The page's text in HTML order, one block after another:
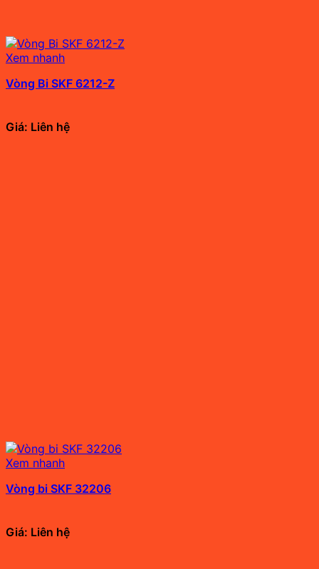
Xem nhanh
Vòng Bi SKF 6212-Z
Giá: Liên hệ
Xem nhanh
Vòng bi SKF 32206
Giá: Liên hệ